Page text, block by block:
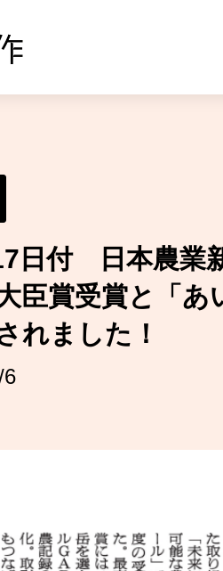
日付 日本農業
臣賞受賞と「あ
れました！
6